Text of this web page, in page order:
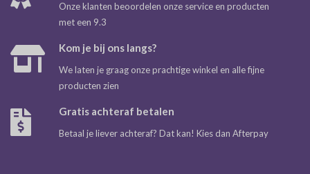
Onze klanten beoordelen onze service en producten
met een 9.3
Kom je bij ons langs?
We laten je graag onze prachtige winkel en alle fijne
producten zien
Gratis achteraf betalen
Betaal je liever achteraf? Dat kan! Kies dan Afterpay